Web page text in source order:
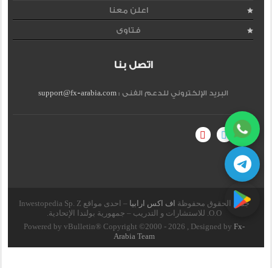
اعلن معنا
فتاوى
اتصل بنا
البريد الإلكتروني للدعم الفنى :support@fx-arabia.com
جميع الحقوق محفوظة اف اكس ارابيا
– احدى مواقع Inwestopedia Sp. Z
O.O. للاستشارات و التدريب – جمهورية بولندا الإتحادية.
Powered by vBulletin® Copyright ©2000 - 2026 , Designed byFx-
Arabia Team